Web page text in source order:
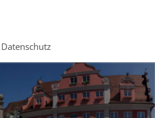
Datenschutz